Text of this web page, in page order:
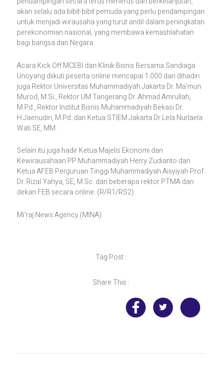
akan selalu ada bibit-bibit pemuda yang perlu pendampingan
untuk menjadi wirausaha yang turut andil dalam peningkatan
perekonomian nasional, yang membawa kemashlahatan
bagi bangsa dan Negara.
Acara Kick Off MCEBI dan Klinik Bisnis Bersama Sandiaga
Unoyang diikuti peserta online mencapai 1.000 dan dihadiri
juga Rektor Universitas Muhammadiyah Jakarta Dr. Ma’mun
Murod, M.Si., Rektor UM Tangerang Dr. Ahmad Amrullah,
M.Pd., Rektor Institut Bisnis Muhammadiyah Bekasi Dr.
H.Jaenudin, M.Pd. dan Ketua STIEM Jakarta Dr Lela Nurlaela
Wati SE, MM.
Selain itu juga hadir Ketua Majelis Ekonomi dan
Kewirausahaan PP Muhammadiyah Herry Zudianto dan
Ketua AFEB Perguruan Tinggi Muhammadiyah Aisyiyah Prof.
Dr. Rizal Yahya, SE, M.Sc. dan beberapa rektor PTMA dan
dekan FEB secara online. (R/R1/RS2)
Mi’raj News Agency (MINA)
Tag Post :
Share This :